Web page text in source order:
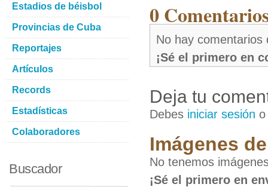
0
No hay comentarios
¡Sé el primero en
Deja tu
Debes iniciar sesión
Imágenes
No tenemos
¡Sé el primero en
Estadios de béisbol
Provincias de Cuba
Reportajes
Artículos
Records
Estadísticas
Colaboradores
Buscador